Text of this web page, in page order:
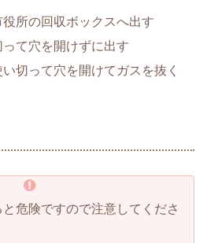
所の回収ボックスへ出す
て穴を開けずに出す
切って穴を開けてガスを抜く
危険ですので注意してくださ